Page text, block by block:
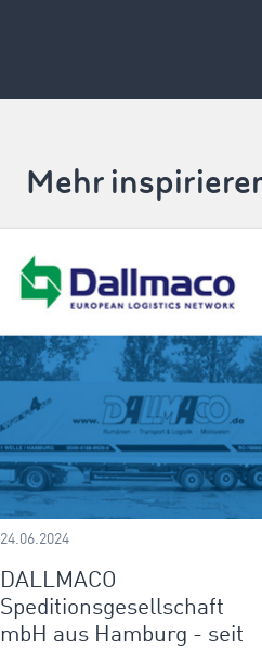
Mehr
24.06.2024
DALLMACO
Speditionsgesellschaft
mbH aus Hamburg - seit